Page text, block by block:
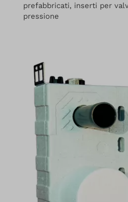
prefabbricati, inserti per
pressione